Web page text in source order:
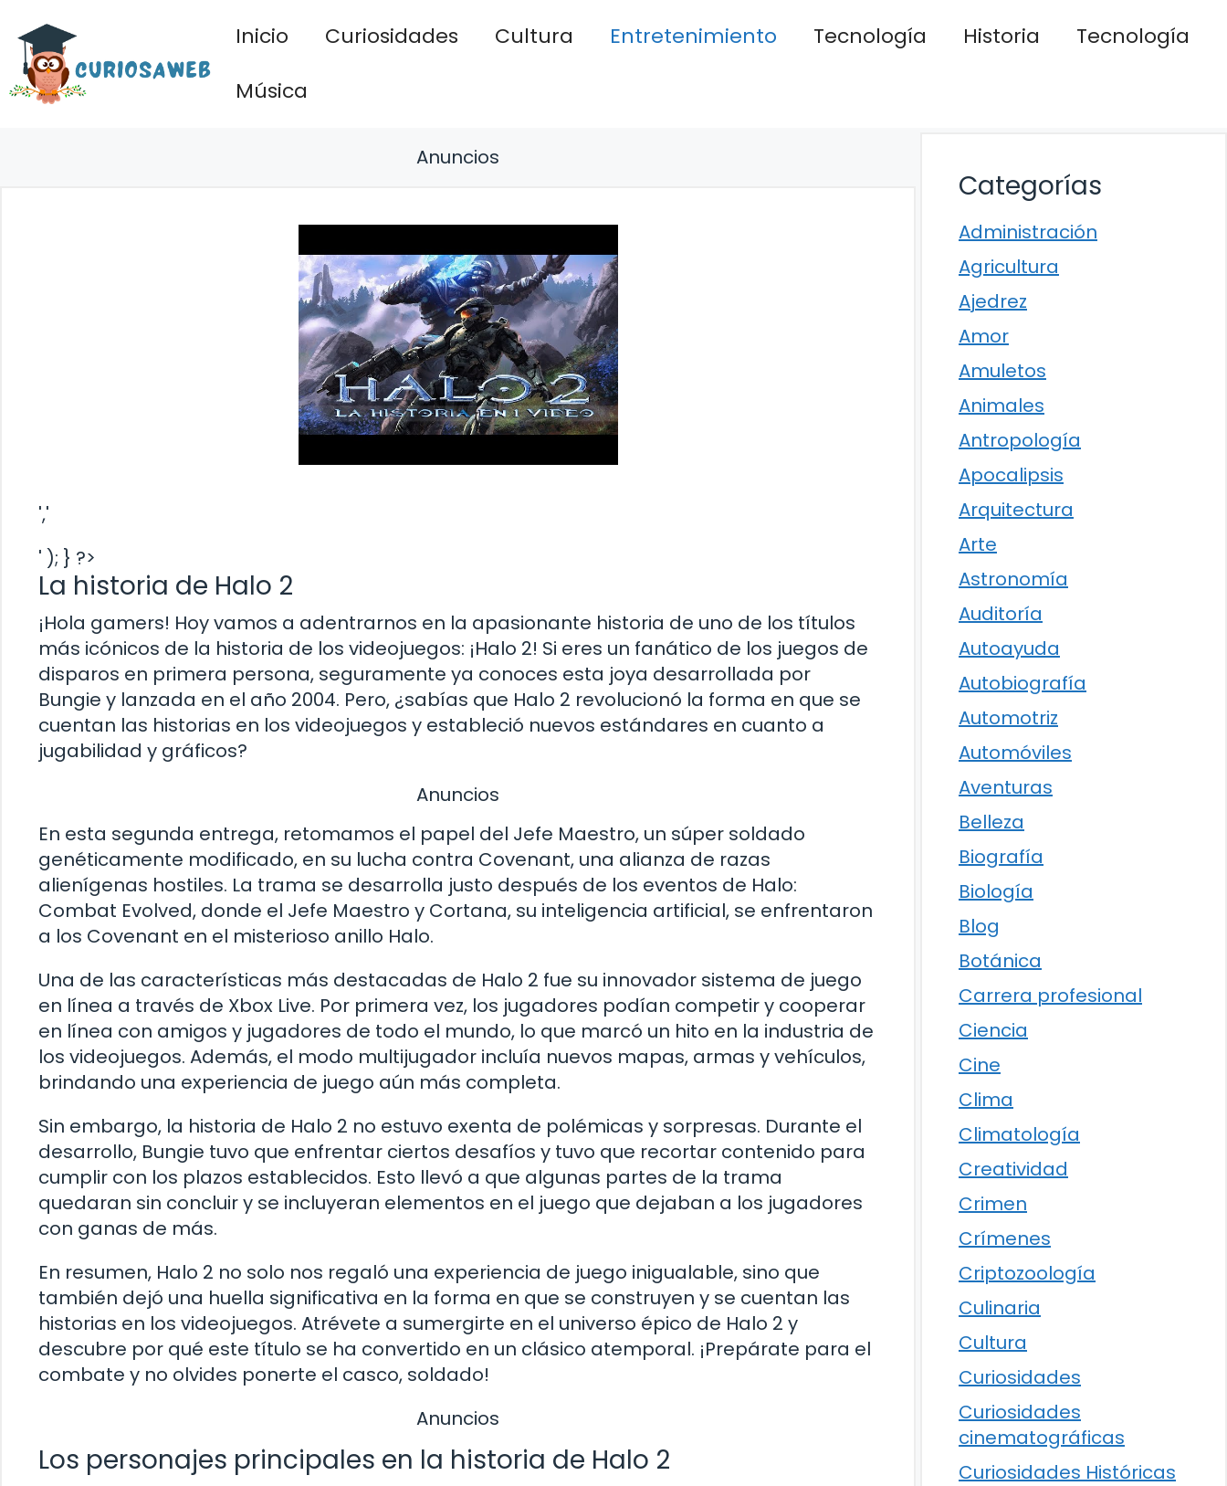
contenido
Inicio Curiosidades Cultura Entretenimiento Tecnología Historia
Tecnología
Música
Anuncios
','
' ); } ?>
La historia de Halo 2
¡Hola gamers! Hoy vamos a adentrarnos en la apasionante historia de uno de los títulos
más icónicos de la historia de los videojuegos: ¡Halo 2! Si eres un fanático de los juegos de
disparos en primera persona, seguramente ya conoces esta joya desarrollada por
Bungie y lanzada en el año 2004. Pero, ¿sabías que Halo 2 revolucionó la forma en que se
cuentan las historias en los videojuegos y estableció nuevos estándares en cuanto a
jugabilidad y gráficos?
Anuncios
En esta segunda entrega, retomamos el papel del Jefe Maestro, un súper soldado
genéticamente modificado, en su lucha contra Covenant, una alianza de razas
alienígenas hostiles. La trama se desarrolla justo después de los eventos de Halo:
Combat Evolved, donde el Jefe Maestro y Cortana, su inteligencia artificial, se enfrentaron
a los Covenant en el misterioso anillo Halo.
Una de las características más destacadas de Halo 2 fue su innovador sistema de juego
en línea a través de Xbox Live. Por primera vez, los jugadores podían competir y cooperar
en línea con amigos y jugadores de todo el mundo, lo que marcó un hito en la industria de
los videojuegos. Además, el modo multijugador incluía nuevos mapas, armas y vehículos,
brindando una experiencia de juego aún más completa.
Sin embargo, la historia de Halo 2 no estuvo exenta de polémicas y sorpresas. Durante el
desarrollo, Bungie tuvo que enfrentar ciertos desafíos y tuvo que recortar contenido para
cumplir con los plazos establecidos. Esto llevó a que algunas partes de la trama
quedaran sin concluir y se incluyeran elementos en el juego que dejaban a los jugadores
con ganas de más.
En resumen, Halo 2 no solo nos regaló una experiencia de juego inigualable, sino que
también dejó una huella significativa en la forma en que se construyen y se cuentan las
historias en los videojuegos. Atrévete a sumergirte en el universo épico de Halo 2 y
descubre por qué este título se ha convertido en un clásico atemporal. ¡Prepárate para el
combate y no olvides ponerte el casco, soldado!
Anuncios
Los personajes principales en la historia de Halo 2
Categorías
Administración
Agricultura
Ajedrez
Amor
Amuletos
Animales
Antropología
Apocalipsis
Arquitectura
Arte
Astronomía
Auditoría
Autoayuda
Autobiografía
Automotriz
Automóviles
Aventuras
Belleza
Biografía
Biología
Blog
Botánica
Carrera profesional
Ciencia
Cine
Clima
Climatología
Creatividad
Crimen
Crímenes
Criptozoología
Culinaria
Cultura
Curiosidades
Curiosidades
cinematográficas
Curiosidades Históricas